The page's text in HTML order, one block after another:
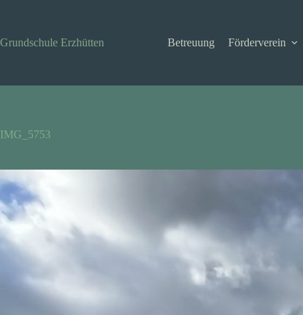
Grundschule Erzhütten
Betreuung Förderverein
IMG_5753